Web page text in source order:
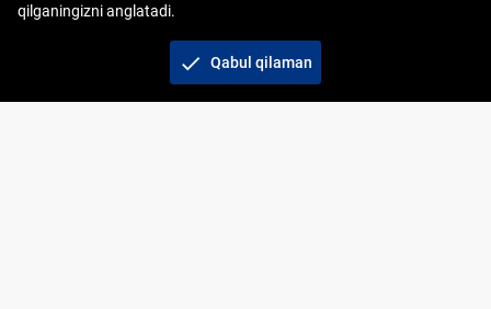
+998 71 202-21-11
qilganingizni anglatadi.
check Qabul qilaman